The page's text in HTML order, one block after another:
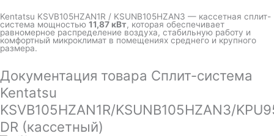
Kentatsu KSVB105HZAN1R / KSUNB105HZAN3 — кассетная сплит-
система мощностью 11,87 кВт, которая обеспечивает
равномерное распределение воздуха, стабильную работу и
комфортный микроклимат в помещениях среднего и крупного
размера.
Документация товара Сплит-система
Kentatsu
KSVB105HZAN1R/KSUNB105HZAN3/
DR (кассетный)